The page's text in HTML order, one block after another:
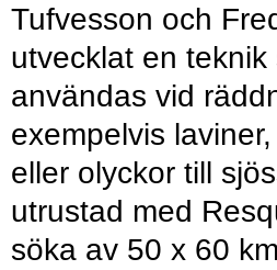
Tufvesson och
utvecklat en teknik
användas vid
exempelvis
eller olyckor till
utrustad med
söka av 50 x 60